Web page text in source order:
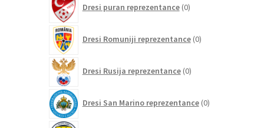
Dresi puran reprezentance 0izdelkov
Dresi Romuniji reprezentance 0izdelkov
Dresi Rusija reprezentance 0izdelkov
Dresi San Marino reprezentance 0izdelkov